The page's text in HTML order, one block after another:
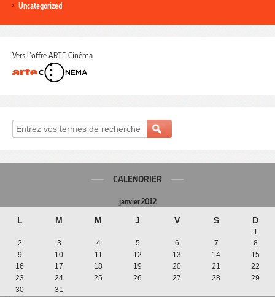
Uncategorized
Vers l'offre ARTE Cinéma
CALENDRIER
janvier 2012
L M M J V S D
1
2
3 4 5 6 7
8
9
10 11 12 13 14
15
16
17 18 19 20 21
22
23
24 25 26 27 28
29
30
31